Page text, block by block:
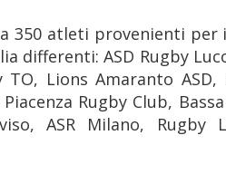
350 atleti provenienti per
differenti: ASD Rugby
Lions Amaranto ASD,
Rugby Club,
ASR Milano, Rugby